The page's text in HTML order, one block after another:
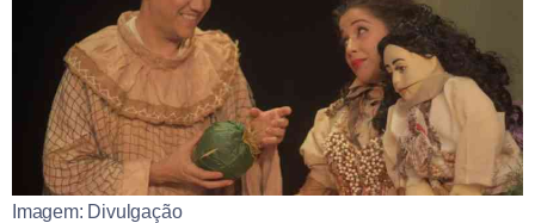
Imagem: Divulgação